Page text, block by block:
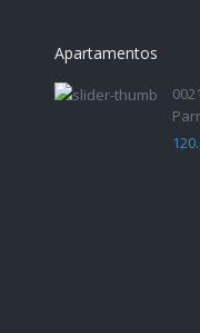
Apartamentos